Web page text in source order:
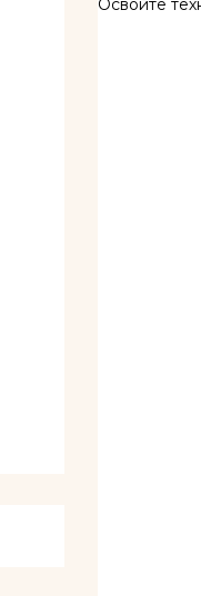
Освойте